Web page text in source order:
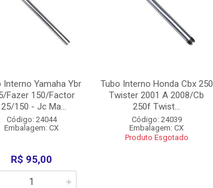
Interno Yamaha Ybr
Fazer 150/Factor
150 - Jc Ma...
Código: 24044
Embalagem: CX
R$ 95,00
Tubo Interno Honda Cbx 250
Twister 2001 A 2008/Cb
250f Twist...
Código: 24039
Embalagem: CX
Produto Esgotado